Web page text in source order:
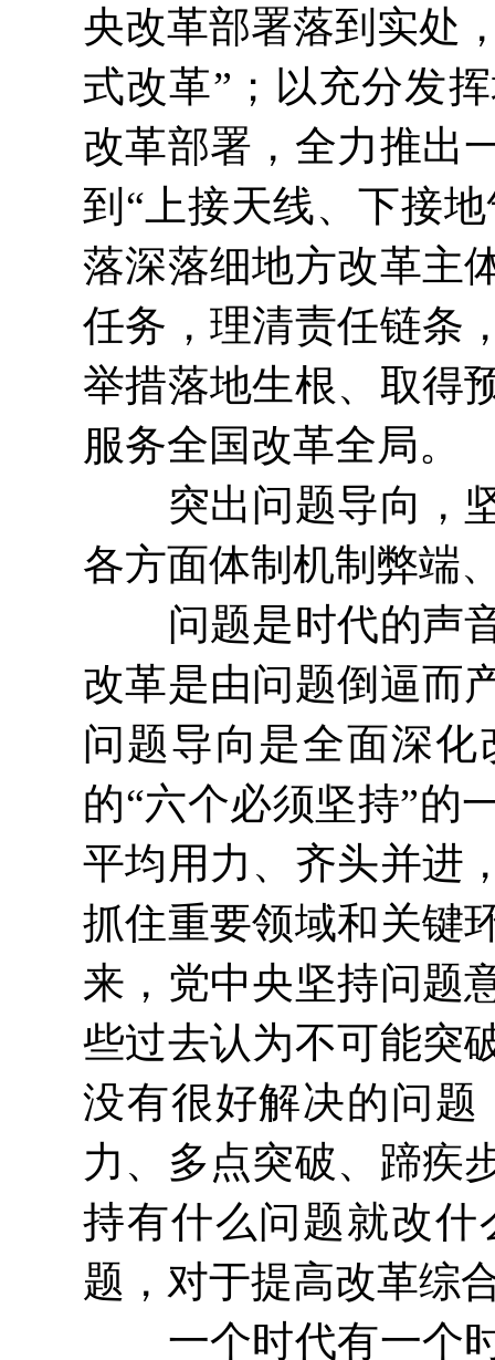
央改革部署落到实处
式改革”；以充分发
改革部署，全力推出
到“上接天线、下接
落深落细地方改革主
任务，理清责任链条
举措落地生根、取得
服务全国改革全局。
突出问题导向，坚
各方面体制机制弊端
问题是时代的声音
改革是由问题倒逼而
问题导向是全面深
的“六个必须坚持”的
平均用力、齐头并进
抓住重要领域和关键
来，党中央坚持问题
些过去认为不可能突
没有很好解决的问
力、多点突破、蹄疾
持有什么问题就改
题，对于提高改革综
一个时代有一个时